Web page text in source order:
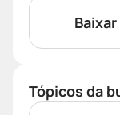
Tópicos da